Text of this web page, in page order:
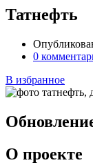
Татнефть
0
В избранное
О проекте